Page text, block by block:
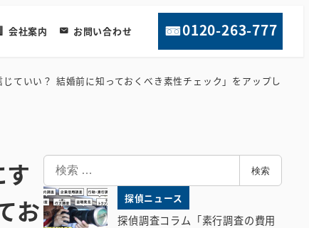
会社案内 お問い合わせ 0120-263-777
ていい？ 結婚前に知っておくべき素性チェック」をアップし
お
索
検索
探偵ニュース
探偵調査コラム「素行調査の費用